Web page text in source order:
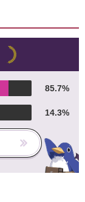
85.7%
14.3%